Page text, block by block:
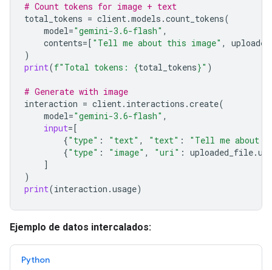
# Count tokens for image + text
total_tokens = client.models .count_tokens(
model="gemini-3.6-flash" ,
contents=[ "Tell me about this image" ,
)
print(f"Total tokens: {total_tokens}" )
# Generate with image
interaction = client. interactions .create(
model="gemini-3.6-flash" ,
input=[
{"type" : "text" , "text" :
"Tell me about
{"type" : "image" , "uri" : uploaded_file.uri
]
)
print(interaction .usage)
Ejemplo de datos intercalados:
Python